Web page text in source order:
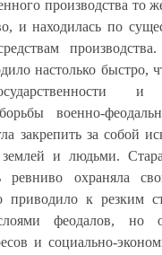
производства то
и находилась по
настолько быстро,
и
военно-
закрепить за собой
и людьми.
ревниво охраняла
приводило к резким
феодалов, но
и социально-